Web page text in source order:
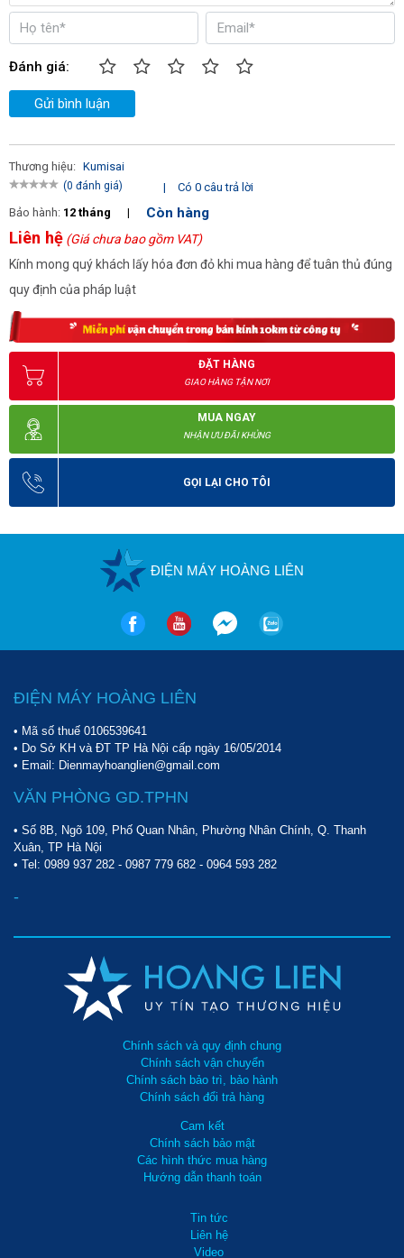
Kích thước đóng gói (mm) 2450 x 1600 x 2290
Đánh giá:
Gửi bình luận
Thương hiệu: Kumisai
(0 đánh giá) |
Có 0 câu trả lời
Bảo hành: 12 tháng | Còn hàng
Liên hệ (Giá chưa bao gồm VAT)
Kính mong quý khách lấy hóa đơn đỏ khi mua hàng để tuân thủ đúng
quy định của pháp luật
ĐẶT HÀNG
GIAO HÀNG TẬN NƠI
MUA NGAY
NHẬN ƯU ĐÃI KHỦNG
GỌI LẠI CHO TÔI
ĐIỆN MÁY HOÀNG LIÊN
ĐIỆN MÁY HOÀNG LIÊN
• Mã số thuế 0106539641
• Do Sở KH và ĐT TP Hà Nội cấp ngày 16/05/2014
• Email: Dienmayhoanglien@gmail.com
VĂN PHÒNG GD.TPHN
• Số 8B, Ngõ 109, Phố Quan Nhân, Phường Nhân Chính, Q. Thanh
Xuân, TP Hà Nội
• Tel: 0989 937 282 - 0987 779 682 - 0964 593 282
-
Chính sách và quy định chung
Chính sách vận chuyển
Chính sách bảo trì, bảo hành
Chính sách đổi trả hàng
Cam kết
Chính sách bảo mật
Các hình thức mua hàng
Hướng dẫn thanh toán
Tin tức
Liên hệ
Video